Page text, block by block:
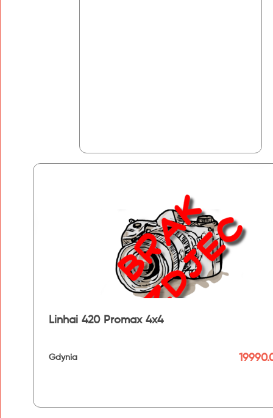
Linhai 420 Promax 4x4
Gdynia